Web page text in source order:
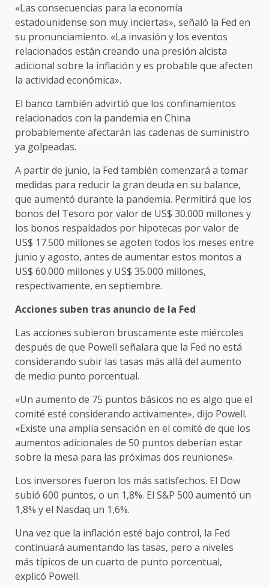
«Las consecuencias para la economía
estadounidense son muy inciertas», señaló la Fed en
su pronunciamiento. «La invasión y los eventos
relacionados están creando una presión alcista
adicional sobre la inflación y es probable que afecten
la actividad económica».
El banco también advirtió que los confinamientos
relacionados con la pandemia en China
probablemente afectarán las cadenas de suministro
ya golpeadas.
A partir de junio, la Fed también comenzará a tomar
medidas para reducir la gran deuda en su balance,
que aumentó durante la pandemia. Permitirá que los
bonos del Tesoro por valor de US$ 30.000 millones y
los bonos respaldados por hipotecas por valor de
US$ 17.500 millones se agoten todos los meses entre
junio y agosto, antes de aumentar estos montos a
US$ 60.000 millones y US$ 35.000 millones,
respectivamente, en septiembre.
Acciones suben tras anuncio de la Fed
Las acciones subieron bruscamente este miércoles
después de que Powell señalara que la Fed no está
considerando subir las tasas más allá del aumento
de medio punto porcentual.
«Un aumento de 75 puntos básicos no es algo que el
comité esté considerando activamente», dijo Powell.
«Existe una amplia sensación en el comité de que los
aumentos adicionales de 50 puntos deberían estar
sobre la mesa para las próximas dos reuniones».
Los inversores fueron los más satisfechos. El Dow
subió 600 puntos, o un 1,8%. El S&P 500 aumentó un
1,8% y el Nasdaq un 1,6%.
Una vez que la inflación esté bajo control, la Fed
continuará aumentando las tasas, pero a niveles
más típicos de un cuarto de punto porcentual,
explicó Powell.